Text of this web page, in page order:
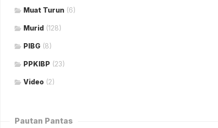
Muat Turun (6)
Murid (128)
PIBG (8)
PPKIBP (23)
Video (2)
Pautan Pantas